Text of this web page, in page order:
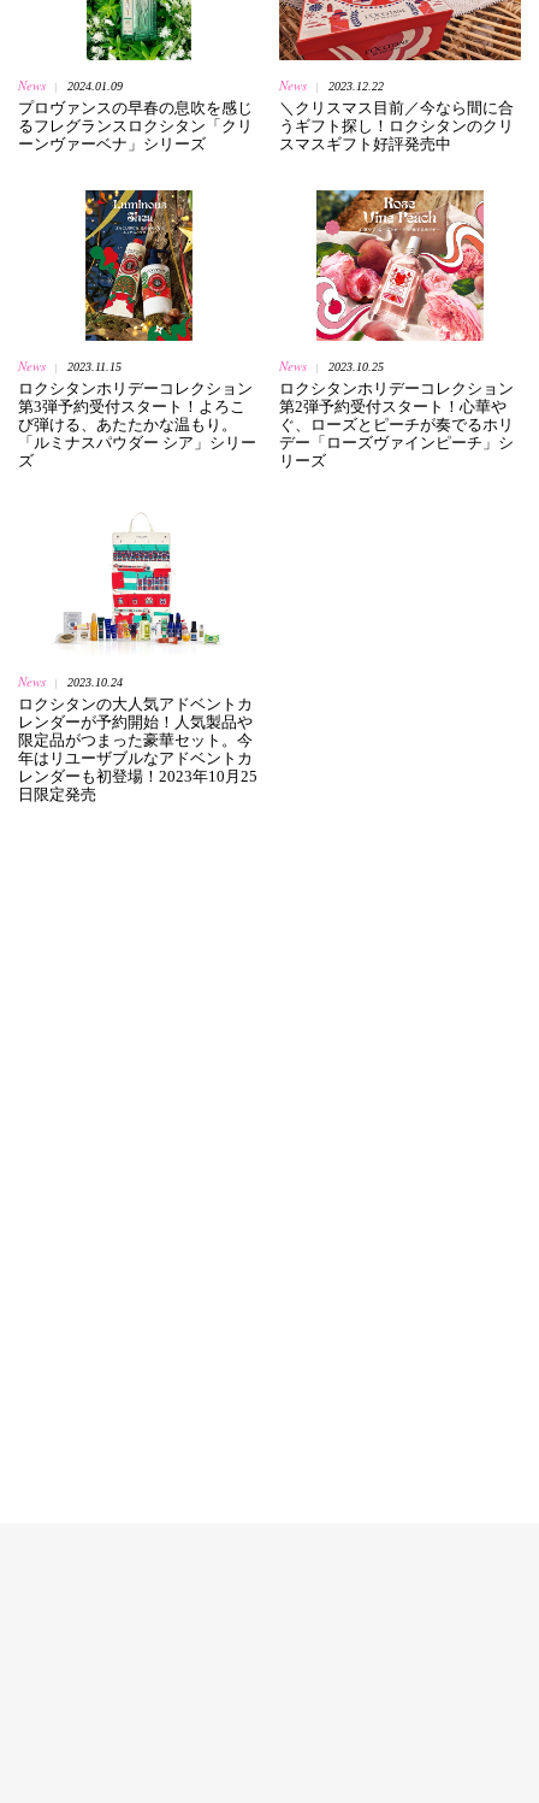
News 2024.01.09
プロヴァンスの早春の息吹を感じ
るフレグランスロクシタン「クリ
ーンヴァーベナ」シリーズ
News 2023.12.22
＼クリスマス目前／今なら間に合
うギフト探し！ロクシタンのクリ
スマスギフト好評発売中
News 2023.11.15
ロクシタンホリデーコレクション
第3弾予約受付スタート！よろこ
び弾ける、あたたかな温もり。
「ルミナスパウダー シア」シリー
ズ
News 2023.10.25
ロクシタンホリデーコレクション
第2弾予約受付スタート！心華や
ぐ、ローズとピーチが奏でるホリ
デー「ローズヴァインピーチ」シ
リーズ
News 2023.10.24
ロクシタンの大人気アドベントカ
レンダーが予約開始！人気製品や
限定品がつまった豪華セット。今
年はリユーザブルなアドベントカ
レンダーも初登場！2023年10月25
日限定発売